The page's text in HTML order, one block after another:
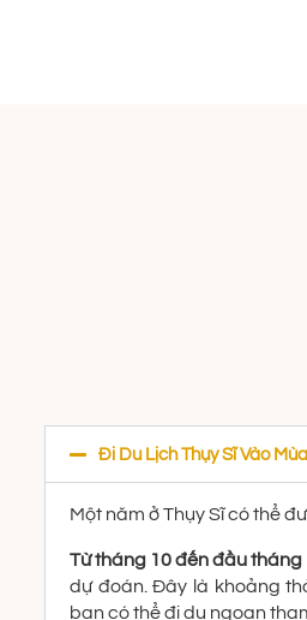
Đi Du Lịch Thụy Sĩ Vào
Một năm ở Thụy Sĩ có thể
Từ tháng 10 đến đầu tháng
dự đoán. Đây là khoảng
bạn có thể đi du ngoạn